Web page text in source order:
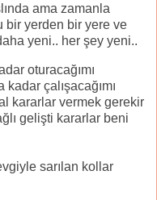
ama zamanla
bir yerden bir yere ve
yeni.. her şey yeni..
oturacağımı
kadar çalışacağımı
kararlar vermek gerekir
gelişti kararlar beni
sarılan kollar